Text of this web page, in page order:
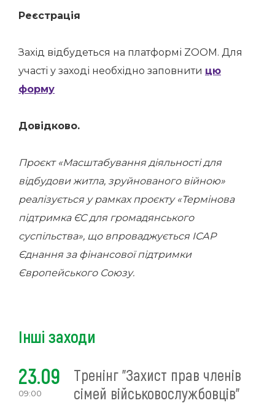
Реєстрація
Захід відбудеться на платформі ZOOM. Для
участі у заході необхідно заповнити цю
форму
Довідково.
Проєкт «Масштабування діяльності для
відбудови житла, зруйнованого війною»
реалізується у рамках проєкту «Термінова
підтримка ЄС для громадянського
суспільства», що впроваджується ІСАР
Єднання за фінансової підтримки
Європейського Союзу.
Інші заходи
23.09
09:00
Тренінг "Захист прав членів
сімей військовослужбовців"